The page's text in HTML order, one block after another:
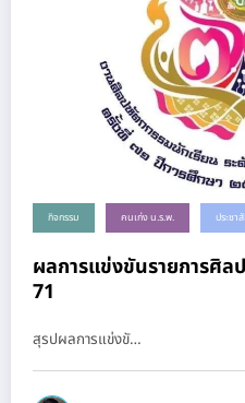
กิจกรรม คนเก่ง น.ร.พ. ประชา
ผลการแข่งขันรายการศิ
71
สุรปผลการแข่งขั…